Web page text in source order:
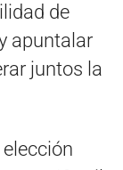
de
apuntalar
juntos la